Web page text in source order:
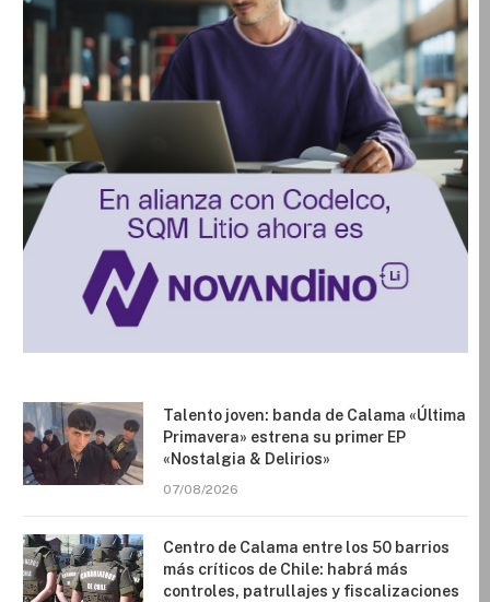
Talento joven: banda de Calama «Última
Primavera» estrena su primer EP
«Nostalgia & Delirios»
07/08/2026
Centro de Calama entre los 50 barrios
más críticos de Chile: habrá más
controles, patrullajes y fiscalizaciones